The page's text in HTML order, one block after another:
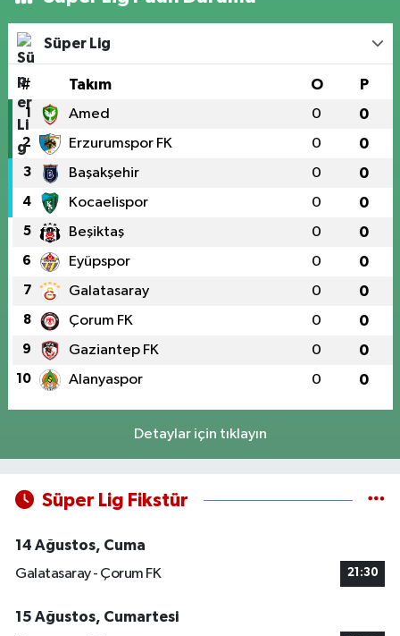
Süper Lig
# Takım O P
1 Amed 0 0
2 Erzurumspor FK 0 0
3 Başakşehir 0 0
4 Kocaelispor 0 0
5 Beşiktaş 0 0
6 Eyüpspor 0 0
7 Galatasaray 0 0
8 Çorum FK 0 0
9 Gaziantep FK 0 0
10 Alanyaspor 0 0
Detaylar için tıklayın
Süper Lig Fikstür
14 Ağustos, Cuma
Galatasaray - Çorum FK
21:30
15 Ağustos, Cumartesi